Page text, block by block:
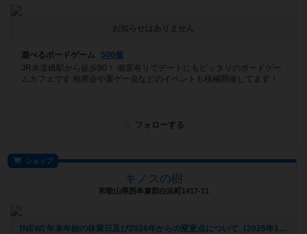
お知らせはありません
遊べるボードゲーム
500個
JR水道橋駅から徒歩90！ 個室有りでデートにもピッタリのボードゲー
ムカフェです 相席会や重ゲー会などのイベントも積極開催してます！
フォローする
ショップ
キノスの樹
和歌山県西牟婁郡白浜町1417-11
[NEW] 年末年始の休業日及び2026年からの変更点について（2025年11月19日 15時50分）